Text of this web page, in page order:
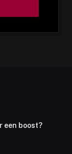
een boost?